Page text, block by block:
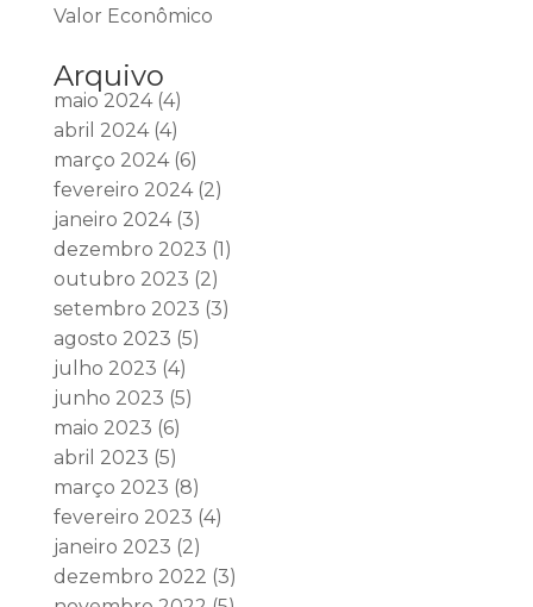
Valor Econômico
Arquivo
maio 2024(4)
abril 2024(4)
março 2024(6)
fevereiro 2024(2)
janeiro 2024(3)
dezembro 2023 (1)
outubro 2023 (2)
setembro 2023 (3)
agosto 2023 (5)
julho 2023 (4)
junho 2023 (5)
maio 2023 (6)
abril 2023 (5)
março 2023 (8)
fevereiro 2023 (4)
janeiro 2023 (2)
dezembro 2022 (3)